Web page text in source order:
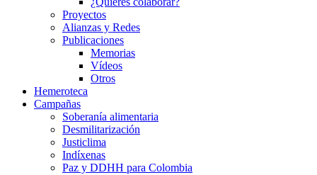
Proyectos
Alianzas y Redes
Publicaciones
Memorias
Vídeos
Otros
Hemeroteca
Campañas
Soberanía alimentaria
Desmilitarización
Justiclima
Indíxenas
Paz y DDHH para Colombia